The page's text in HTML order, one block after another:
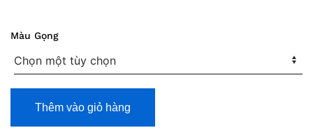
Màu Gọng
Chạy
Thêm vào giỏ hàng